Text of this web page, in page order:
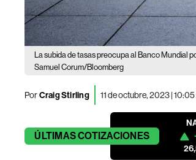
La subida de tasas preocupa al Banco Mundial
Samuel Corum/Bloomberg
PorCraig Stirling 11 de octubre, 2023 |
ÚLTIMASCOTIZACIONES